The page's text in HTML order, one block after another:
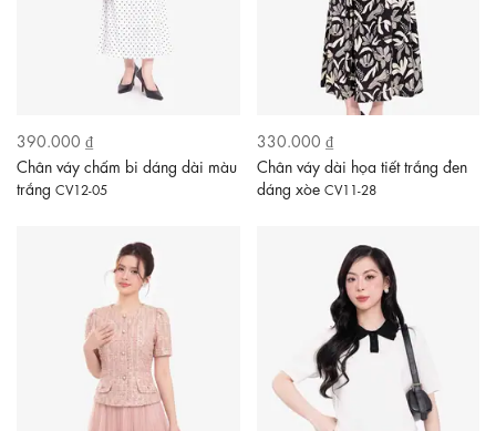
390.000 ₫
Chân váy chấm bi dáng dài màu
trắng CV12-05
330.000 ₫
Chân váy dài họa tiết trắng đen
dáng xòe CV11-28